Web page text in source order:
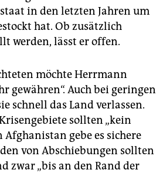
in den letzten Jahren um
hat. Ob zusätzlich
werden, lässt er offen.
möchte Herrmann
gewähren“. Auch bei geringen
schnell das Land verlassen.
sollten „kein
Afghanistan gebe es sichere
von Abschiebungen sollten
zwar „bis an den Rand der